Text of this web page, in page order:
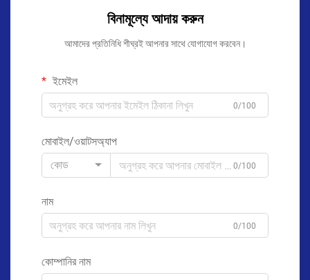
বিনামূল্যে আদায় করুন
আমাদের প্রতিনিধি শীঘ্রই আপনার সাথে যোগাযোগ করবেন।
ইমেইল
0/100
মোবাইল/ওয়াটসঅ্যাপ
কোড
0/100
নাম
0/100
কোম্পানির নাম